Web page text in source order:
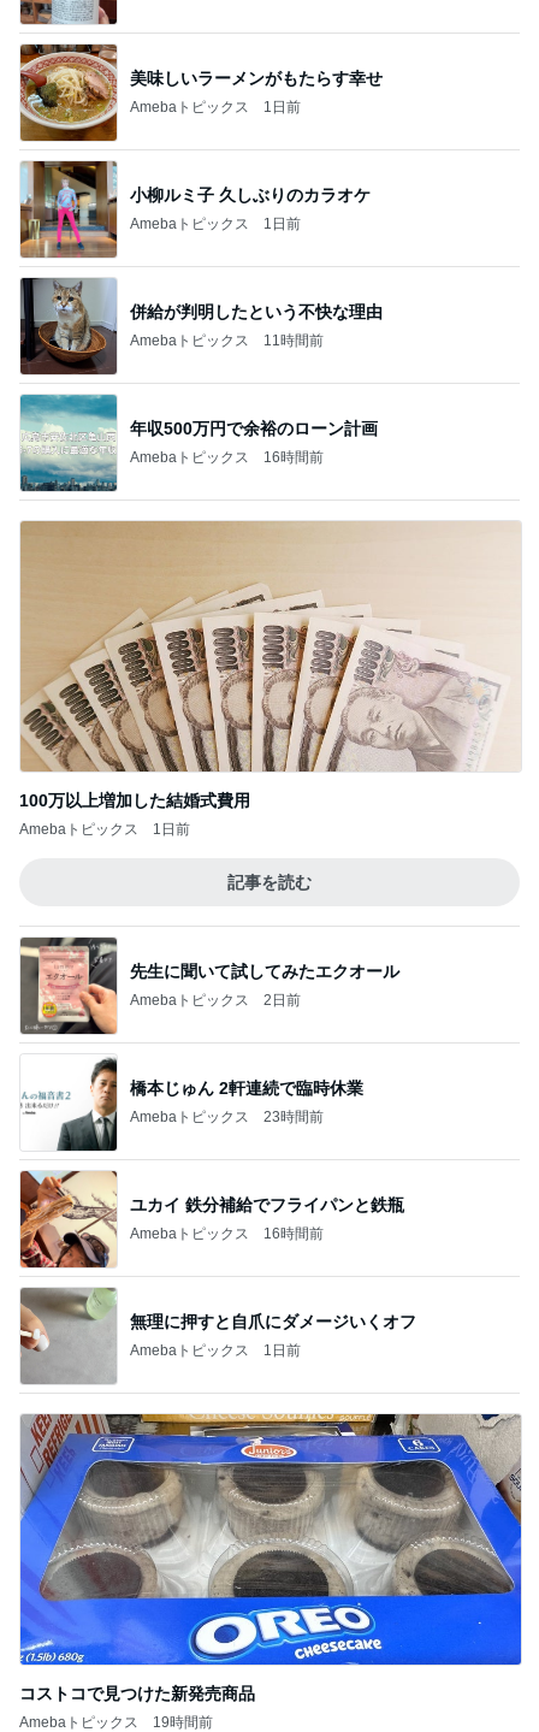
美味しいラーメンがもたらす幸せ
Amebaトピックス 1日前
小柳ルミ子 久しぶりのカラオケ
Amebaトピックス 1日前
併給が判明したという不快な理由
Amebaトピックス 11時間前
年収500万円で余裕のローン計画
Amebaトピックス 16時間前
100万以上増加した結婚式費用
Amebaトピックス 1日前
記事を読む
先生に聞いて試してみたエクオール
Amebaトピックス 2日前
橋本じゅん 2軒連続で臨時休業
Amebaトピックス 23時間前
ユカイ 鉄分補給でフライパンと鉄瓶
Amebaトピックス 16時間前
無理に押すと自爪にダメージいくオフ
Amebaトピックス 1日前
コストコで見つけた新発売商品
Amebaトピックス 19時間前